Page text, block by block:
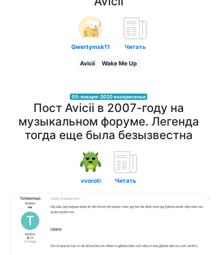
Qwertymsk11 Читать
Avicii Wake Me Up
05-января-2020 воскресенье
Пост Avicii в 2007-году на
музыкальном форуме. Легенда
тогда еще была безызвестна
vvoroti Читать